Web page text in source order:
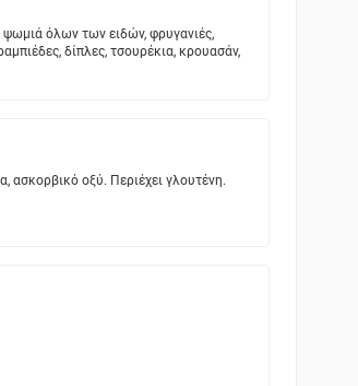
όλων των ειδών, φρυγανιές,
δίπλες, τσουρέκια, κρουασάν,
ασκορβικό οξύ. Περιέχει γλουτένη.